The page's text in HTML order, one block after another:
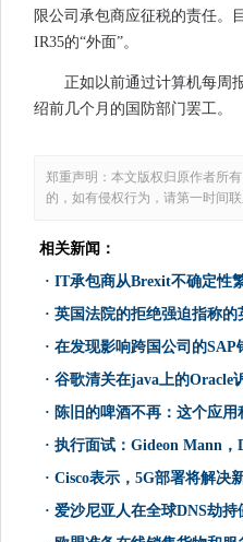
限公司承包商应征税的责任。
IR35的“外面”。
正如以前通过计算机每周
绍前几个月的国防部门罢工。
郑重声明：本文版权归原作者所
的，如有侵权行为，请第一时间
相关新闻：
· IT承包商从Brexit不确定性
· 英国法院的拒绝强迫指称
· 在发现影响跨国公司的SAP
· 谷歌清关在java上的Oracle
· 陈旧的啤酒不再：这个应
· 执行面试：Gideon Mann，
· Cisco表示，5G部署将解决
· 爱沙尼亚人在全球DNS劫